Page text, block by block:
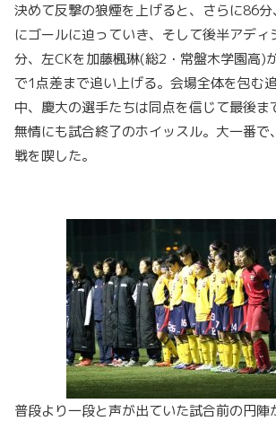
決めて反撃の狼煙を上げると、さらに86
にゴールに迫っていき、そして後半アディ
分、左CKを加藤楓琳(総2・常盤木学園高)
で1点差まで追い上げる。会場全体を包む
中、慶大の選手たちは同点を信じて最後ま
無情にも試合終了のホイッスル。大一番で
戦を喫した。
普段より一段と声が出ていた試合前の円陣